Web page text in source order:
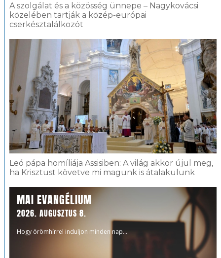
A szolgálat és a közösség ünnepe – Nagykovácsi
közelében tartják a közép-európai
cserkésztalálkozót
Leó pápa homíliája Assisiben: A világ akkor újul meg,
ha Krisztust követve mi magunk is átalakulunk
MAI EVANGÉLIUM
2026. AUGUSZTUS 8.
Hogy örömhírrel induljon minden nap...